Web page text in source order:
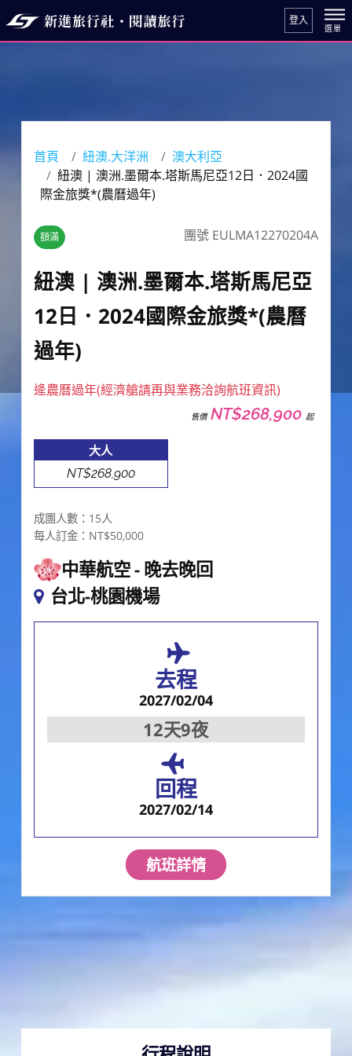
登入
首頁 紐澳.大洋洲
澳大利亞
紐澳 | 澳洲.墨爾本.塔斯馬尼亞12日．2024國
際金旅獎*(農曆過年)
額滿 團號 EULMA12270204A
紐澳 | 澳洲.墨爾本.塔斯馬尼亞
12日．2024國際金旅獎*(農曆
過年)
逄農曆過年(經濟艙請再與業務洽詢航班資訊)
售價NT$268,900 起
大人
NT$268,900
成團人數：15人
每人訂金：NT$50,000
中華航空 晚去晚回
台北-桃園機場
去程
2027/02/04
12天9夜
回程
2027/02/14
航班詳情